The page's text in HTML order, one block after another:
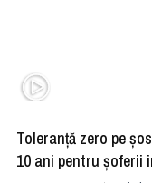
Toleranță zero pe
10 ani pentru șoferii